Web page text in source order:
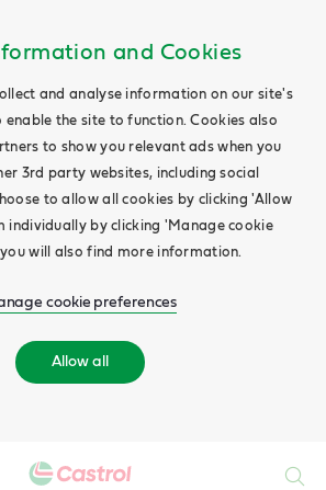
and Cookies
and analyse information on our site's
the site to function. Cookies also
to show you relevant ads when you
3rd party websites, including social
to allow all cookies by clicking 'Allow
individually by clicking 'Manage cookie
will also find more information.
cookie preferences
Allow all